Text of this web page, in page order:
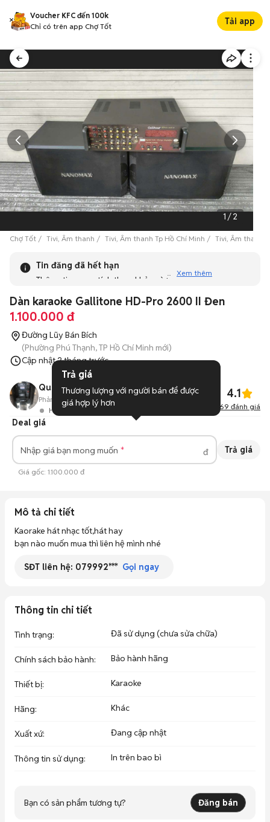
Voucher KFC đến 100k
Chỉ có trên app Chợ Tốt
Tải app
1 /2
Chợ Tốt Tivi, Âm thanh Tivi, Âm thanh Tp Hồ Chí Minh Tivi, Âm thanh
Tin đăng đã hết hạn
Thông tin mang tính tham khảo và bạn không thể liên hệ
tương tự khác dưới đây nhé!
Xem thêm
Dàn karaoke Gallitone HD-Pro 2600 II Đen
1.100.000 đ
Đường Lũy Bán Bích
(Phường Phú Thạnh, TP Hồ Chí Minh mới)
Cập nhật2 tháng trước
Quàng Oanh
Hoạt động 14 phút trước
Phản hồi: 81%2492Đã bán 4.1
69 đánh giá
Deal giá
Nhập giá bạn mong muốn đ Trả giá
Giá gốc: 1.100.000 đ
Mô tả chi tiết
Kaorake hát nhạc tốt,hát hay
bạn nào muốn mua thì liên hệ mình nhé
SĐT liên hệ: 079992*** Gọi ngay
Thông tin chi tiết
Tình trạng: Đã sử dụng (chưa sửa chữa)
Chính sách bảo hành: Bảo hành hãng
Thiết bị: Karaoke
Hãng: Khác
Xuất xứ: Đang cập nhật
Thông tin sử dụng: In trên bao bì
Bạn có sản phẩm tương tự? Đăng bán
Trả giá
Thương lượng với người bán để được
giá hợp lý hơn